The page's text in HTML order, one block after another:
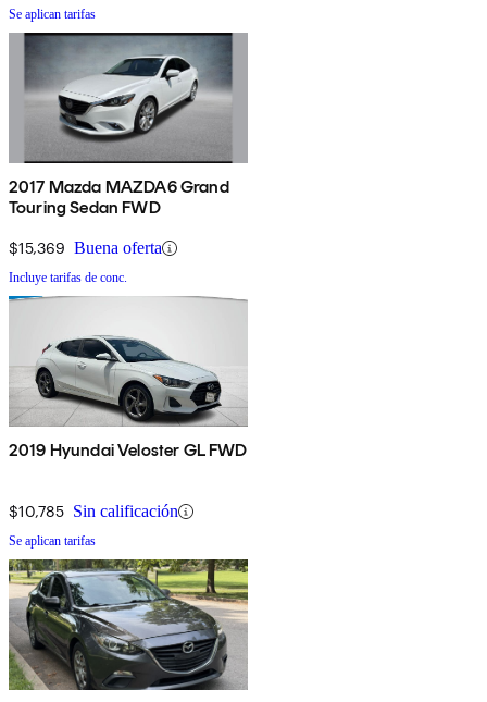
Se aplican tarifas
2017 Mazda MAZDA6 Grand
Touring Sedan FWD
$15,369 Buena oferta
Incluye tarifas de conc.
2019 Hyundai Veloster GL FWD
$10,785 Sin calificación
Se aplican tarifas